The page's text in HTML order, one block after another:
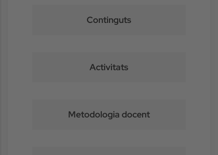
Continguts
Activitats
Metodologia docent